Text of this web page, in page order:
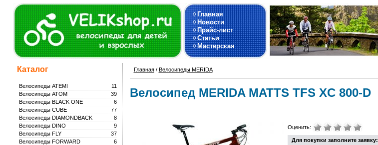
◊Главная
◊Новости
◊Прайс-лист
◊Статьи
◊Мастерская
Каталог
11
Велосипеды ATEMI
39
Велосипеды ATOM
6
Велосипеды BLACK ONE
77
Велосипеды CUBE
8
Велосипеды DIAMONDBACK
9
Велосипеды DINO
37
Велосипеды FLY
6
Велосипеды FORWARD
Главная/ Велосипеды MERIDA
Велосипед MERIDA MATTS TFS XC 800-D
Оценить:
Для покупки заполните заявку: